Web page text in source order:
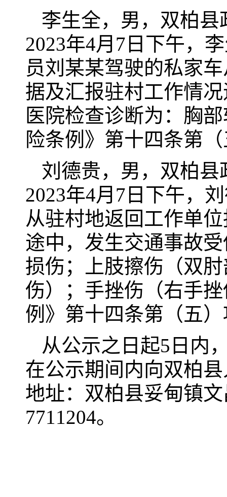
李生全，男，双柏
2023年4月7日下午，
员刘某某驾驶的私家
据及汇报驻村工作情
医院检查诊断为：胸
险条例》第十四条第
刘德贵，男，双柏
2023年4月7日下午，
从驻村地返回工作单
途中，发生交通事故
损伤；上肢擦伤（双
伤）；手挫伤（右手
例》第十四条第（五
从公示之日起5日内
在公示期间内向双柏
地址：双柏县妥甸镇
7711204。